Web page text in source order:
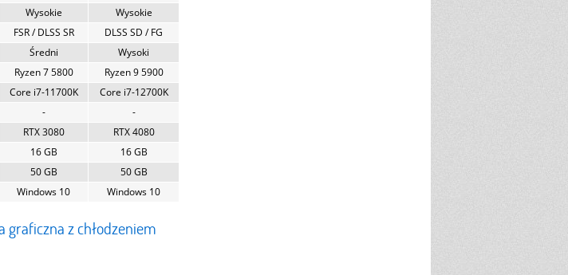
Wysokie
Wysokie
FSR / DLSS SR
DLSS SD / FG
Średni
Wysoki
Ryzen 7 5800
Ryzen 9 5900
Core i7-11700K
Core i7-12700K
-
-
RTX 3080
RTX 4080
16 GB
16 GB
50 GB
50 GB
Windows 10 Windows 10
graficzna z chłodzeniem